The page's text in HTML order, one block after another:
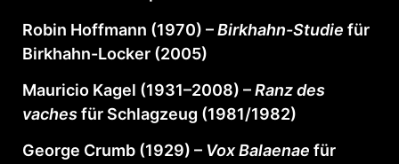
Robin Hoffmann (1970) –Birkhahn-Studie für
Birkhahn-Locker (2005)
Mauricio Kagel (1931–2008) –Ranz des
vachesfür Schlagzeug (1981/1982)
George Crumb (1929) – Vox Balaenae für